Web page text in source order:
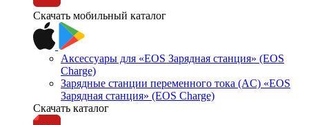
Скачать мобильный каталог
Аксессуары для «EOS Зарядная станция» (EOS
Charge)
Зарядные станции переменного тока (AC) «EOS
Зарядная станция» (EOS Charge)
Скачать каталог